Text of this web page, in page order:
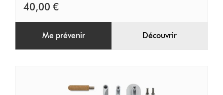
40,00 €
Me prévenir Découvrir